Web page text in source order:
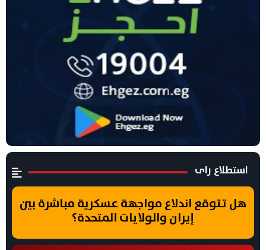
استطلاع راى
هل تتوقع اندلاع مواجهة عسكرية مباشرة بين
إيران والولايات المتحدة؟